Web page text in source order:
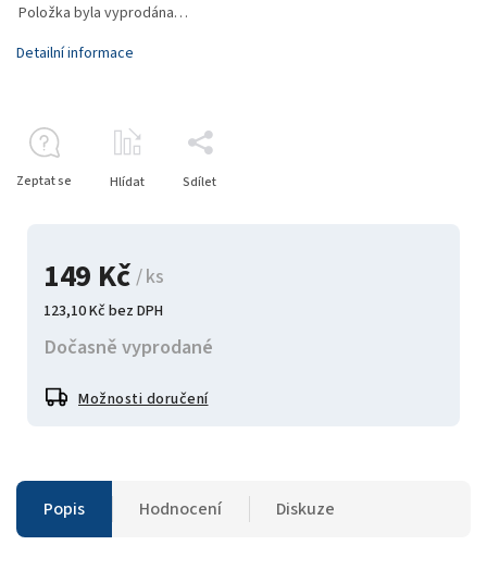
149 Kč / ks
123,10 Kč bez DPH
Dočasně vyprodané
Možnosti doručení
Položka byla vyprodána…
Detailní informace
Zeptat se Hlídat Sdílet
Popis Hodnocení Diskuze